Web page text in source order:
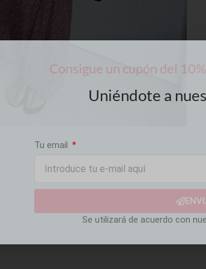
Consigue un cupón del
Uniéndote a
Tu email
Se utilizará de acuerdo con